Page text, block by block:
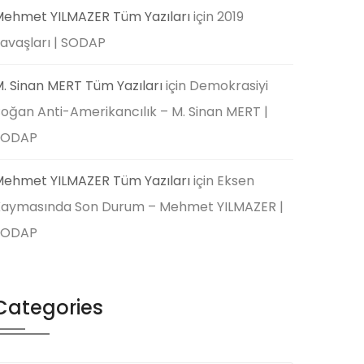
YILMAZER Tüm Yazılarıiçin 2019
| SODAP
Sinan MERT Tüm Yazılarıiçin Demokrasiyi
Anti-Amerikancılık – M. Sinan MERT |
YILMAZER Tüm Yazılarıiçin Eksen
Son Durum – Mehmet YILMAZER |